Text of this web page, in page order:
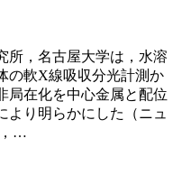
所，名古屋大学は，水溶
の軟X線吸収分光計測か
局在化を中心金属と配位
より明らかにした（ニュ
，…